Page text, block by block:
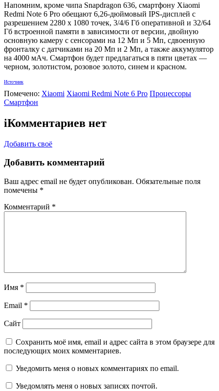
Напомним, кроме чипа Snapdragon 636, смартфону Xiaomi
Redmi Note 6 Pro обещают 6,26-дюймовый IPS-дисплей с
разрешением 2280 х 1080 точек, 3/4/6 Гб оперативной и 32/64
Гб встроенной памяти в зависимости от версии, двойную
основную камеру с сенсорами на 12 Мп и 5 Мп, сдвоенную
фронталку с датчиками на 20 Мп и 2 Мп, а также аккумулятор
на 4000 мАч. Смартфон будет предлагаться в пяти цветах —
черном, золотистом, розовое золото, синем и красном.
Источник
Помечено: Xiaomi Xiaomi Redmi Note 6 Pro Процессоры
Смартфон
iКомментариев нет
Добавить своё
Добавить комментарий
Ваш адрес email не будет опубликован. Обязательные поля
помечены *
Комментарий *
Имя *
Email *
Сайт
Сохранить моё имя, email и адрес сайта в этом браузере для
последующих моих комментариев.
Уведомить меня о новых комментариях по email.
Уведомлять меня о новых записях почтой.